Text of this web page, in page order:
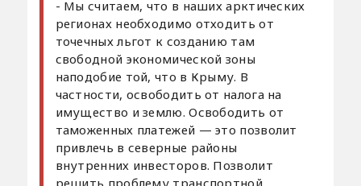
- Мы считаем, что в наших арктических
регионах необходимо отходить от
точечных льгот к созданию там
свободной экономической зоны
наподобие той, что в Крыму. В
частности, освободить от налога на
имущество и землю. Освободить от
таможенных платежей — это позволит
привлечь в северные районы
внутренних инвесторов. Позволит
решить проблему транспортной